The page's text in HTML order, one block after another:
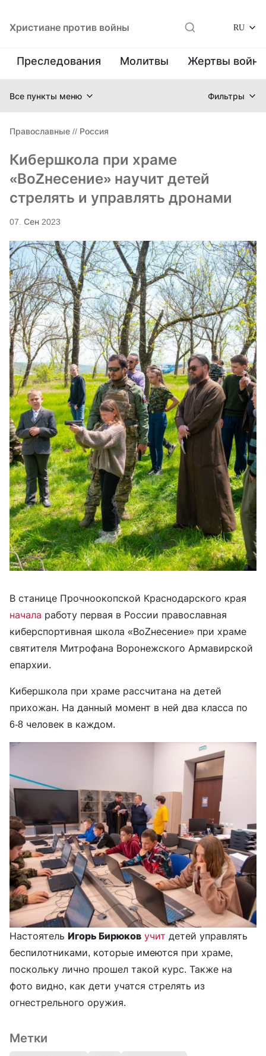
Христиане против войны RU
Преследования Молитвы Жертвы
Все пункты меню Фильтры
Православные // Россия
Кибершкола при храме
«ВоZнесение» научит детей
стрелять и управлять дронами
07. Сен 2023
В станице Прочноокопской Краснодарского края
начала работу первая в России православная
киберспортивная школа «ВоZнесение» при храме
святителя Митрофана Воронежского Армавирской
епархии.
Кибершкола при храме рассчитана на детей
прихожан. На данный момент в ней два класса по
6-8 человек в каждом.
Настоятель Игорь Бирюков учит детей управлять
беспилотниками, которые имеются при храме,
поскольку лично прошел такой курс. Также на
фото видно, как дети учатся стрелять из
огнестрельного оружия.
Метки